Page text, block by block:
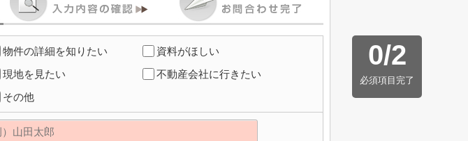
0/2
必須項目完了
物件の詳細を知りたい
資料がほしい
現地を見たい
不動産会社に行きたい
その他